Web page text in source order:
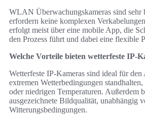
WLAN Überwachungskameras sind sehr
erfordern keine komplexen
erfolgt meist über eine mobile App, die
den Prozess führt und dabei eine flexible
Welche Vorteile bieten wetterfeste IP-
Wetterfeste IP-Kameras sind ideal für den
extremen Wetterbedingungen
oder niedrigen Temperaturen. Außerdem
ausgezeichnete Bildqualität, unabhängig
Witterungsbedingungen.